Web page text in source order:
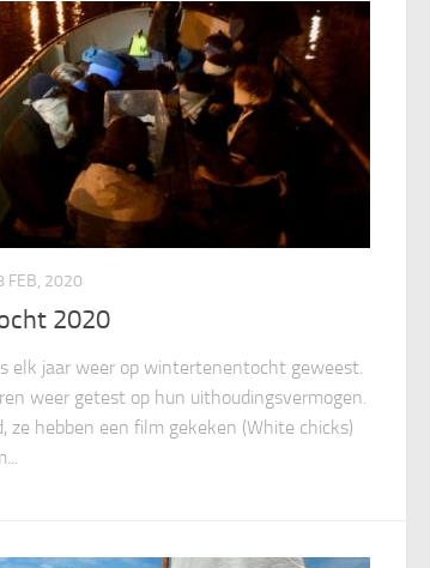
FEB, 2020
2020
elk jaar weer op wintertenentocht geweest.
weer getest op hun uithoudingsvermogen.
ze hebben een film gekeken (White chicks)